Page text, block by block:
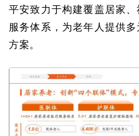
平安致力于构建覆盖居家
服务体系，为老年人提供
方案。